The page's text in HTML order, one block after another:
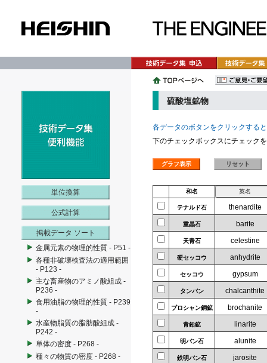
単位換算
公式計算
掲載データ ソート
金属元素の物理的性質 - P51 -
各種非破壊検査法の適用範囲
- P123 -
主な畜産物のアミノ酸組成 -
P236 -
食用油脂の物理的性質 - P239
-
水産物脂質の脂肪酸組成 -
P242 -
単体の密度 - P268 -
種々の物質の密度 - P268 -
硫酸塩鉱物
各データのボタンをクリックする
下のチェックボックスにチェック
和名
テナルド石 thenardite
重晶石 barite
天青石 celestine
硬セッコウ anhydrite
セッコウ gypsum
タンバン chalcanthite
ブロシャン銅鉱 brochanite
青鉛鉱 linarite
明バン石 alunite
鉄明バン石
jarosite